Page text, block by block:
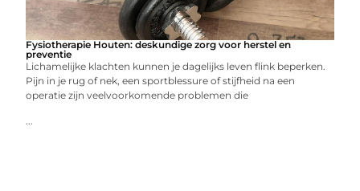
Fysiotherapie Houten: deskundige zorg voor herstel en
preventie
Lichamelijke klachten kunnen je dagelijks leven flink beperken.
Pijn in je rug of nek, een sportblessure of stijfheid na een
operatie zijn veelvoorkomende problemen die
...